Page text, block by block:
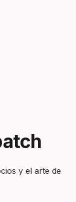
y el arte de